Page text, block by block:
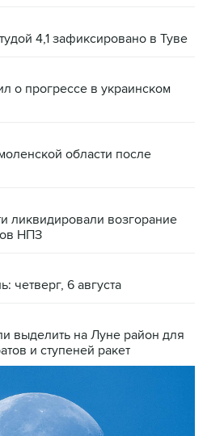
4,1 зафиксировано в Туве
о прогрессе в украинском
области после
ликвидировали возгорание
НПЗ
четверг, 6 августа
выделить на Луне район для
и ступеней ракет